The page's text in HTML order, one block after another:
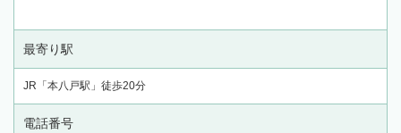
最寄り駅
JR「本八戸駅」徒歩20分
電話番号